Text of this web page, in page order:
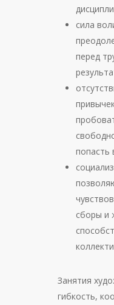
сила
перед
попасть
сборы и
Занятия
гибкость,